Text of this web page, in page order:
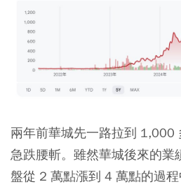
兩年前華城先一路拉到 1,000
急跌腰斬。雖然華城後來的業
盤從 2 萬點漲到 4 萬點的過